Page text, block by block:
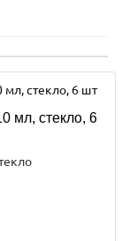
мл, стекло, 6